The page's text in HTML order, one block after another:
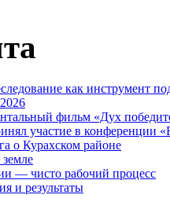
как инструмент
фильм «Дух
участие в конференции
о Курахском районе
— чисто рабочий процесс
и результаты